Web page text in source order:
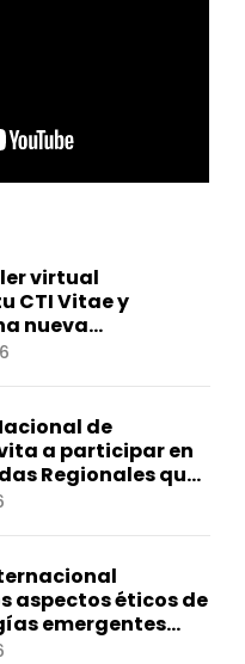
virtual
CTI Vitae y
nueva
de
a participar en
Regionales que
Ica
aspectos éticos de
emergentes
de